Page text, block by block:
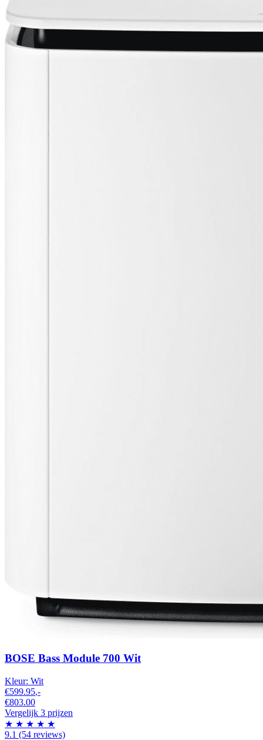
BOSE Bass Module 700 Wit
Kleur: Wit
€599.95,-
€803.00
Vergelijk 3 prijzen
★ ★ ★ ★ ★
9.1 (54 reviews)